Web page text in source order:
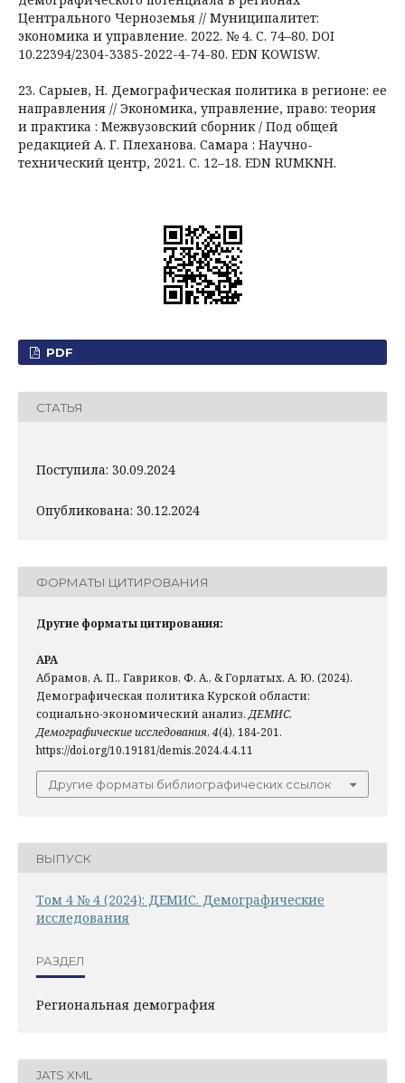
Центрального Черноземья // Муниципалитет:
экономика и управление. 2022. № 4. С. 74–80. DOI
10.22394/2304-3385-2022-4-74-80. EDN KOWISW.
23. Сарыев, Н. Демографическая политика в регионе: ее
направления // Экономика, управление, право: теория
и практика : Межвузовский сборник / Под общей
редакцией А. Г. Плеханова. Самара : Научно-
технический центр, 2021. С. 12–18. EDN RUMKNH.
PDF
СТАТЬЯ
Поступила: 30.09.2024
Опубликована: 30.12.2024
ФОРМАТЫ ЦИТИРОВАНИЯ
Другие форматы цитирования:
APA
Абрамов, А. П., Гавриков, Ф. А., & Горлатых, А. Ю. (2024).
Демографическая политика Курской области:
социально-экономический анализ.ДЕМИС.
Демографические исследования, 4(4), 184-201.
https://doi.org/10.19181/demis.2024.4.4.11
Другие форматы библиографических ссылок
ВЫПУСК
Том 4 № 4 (2024): ДЕМИС. Демографические
исследования
РАЗДЕЛ
Региональная демография
JATS XML